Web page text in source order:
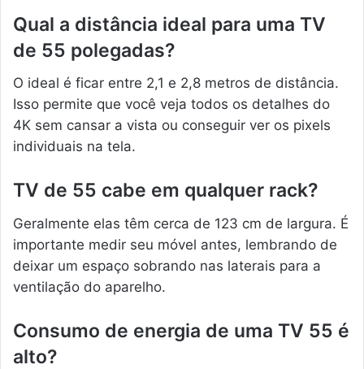
Qual a distância ideal para uma TV
de 55 polegadas?
O ideal é ficar entre 2,1 e 2,8 metros de distância.
Isso permite que você veja todos os detalhes do
4K sem cansar a vista ou conseguir ver os pixels
individuais na tela.
TV de 55 cabe em qualquer rack?
Geralmente elas têm cerca de 123 cm de largura. É
importante medir seu móvel antes, lembrando de
deixar um espaço sobrando nas laterais para a
ventilação do aparelho.
Consumo de energia de uma TV 55 é
alto?